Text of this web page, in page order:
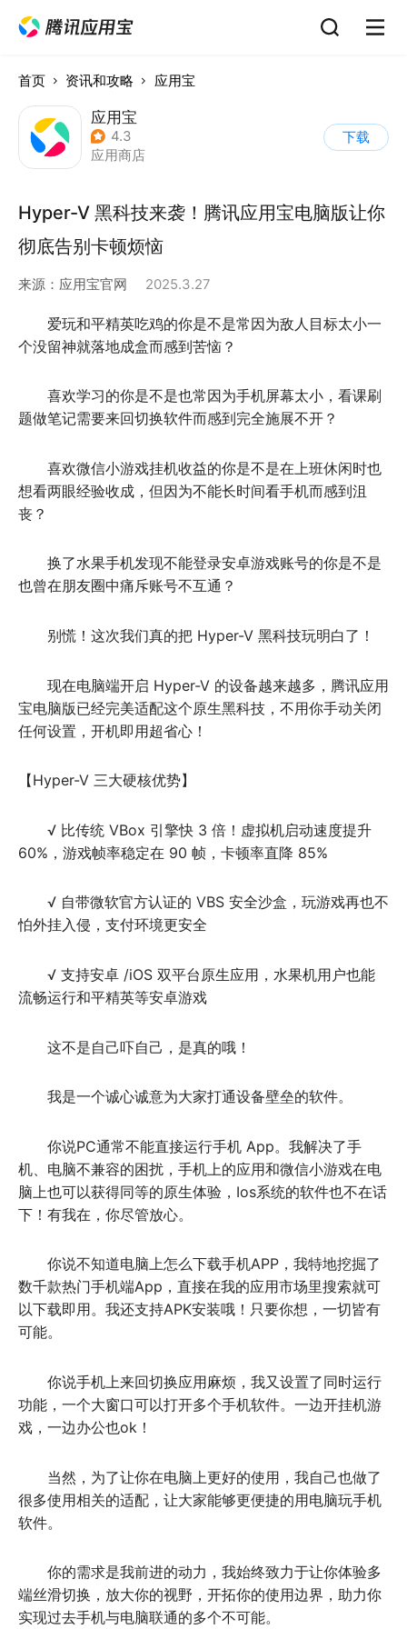
首页 资讯和攻略 应用宝
应用宝
4.3
应用商店
下载
Hyper-V 黑科技来袭！腾讯应用宝电脑版让你
彻底告别卡顿烦恼
来源： 应用宝官网 2025.3.27
爱玩和平精英吃鸡的你是不是常因为敌人目标太小一
个没留神就落地成盒而感到苦恼？
喜欢学习的你是不是也常因为手机屏幕太小，看课刷
题做笔记需要来回切换软件而感到完全施展不开？
喜欢微信小游戏挂机收益的你是不是在上班休闲时也
想看两眼经验收成，但因为不能长时间看手机而感到沮
丧？
换了水果手机发现不能登录安卓游戏账号的你是不是
也曾在朋友圈中痛斥账号不互通？
别慌！这次我们真的把 Hyper-V 黑科技玩明白了！
现在电脑端开启 Hyper-V 的设备越来越多，腾讯应用
宝电脑版已经完美适配这个原生黑科技，不用你手动关闭
任何设置，开机即用超省心！
【Hyper-V 三大硬核优势】
√ 比传统 VBox 引擎快 3 倍！虚拟机启动速度提升
60%，游戏帧率稳定在 90 帧，卡顿率直降 85%
√ 自带微软官方认证的 VBS 安全沙盒，玩游戏再也不
怕外挂入侵，支付环境更安全
√ 支持安卓 /iOS 双平台原生应用，水果机用户也能
流畅运行和平精英等安卓游戏
这不是自己吓自己，是真的哦！
我是一个诚心诚意为大家打通设备壁垒的软件。
你说PC通常不能直接运行手机 App。我解决了手
机、电脑不兼容的困扰，手机上的应用和微信小游戏在电
脑上也可以获得同等的原生体验，Ios系统的软件也不在话
下！有我在，你尽管放心。
你说不知道电脑上怎么下载手机APP，我特地挖掘了
数千款热门手机端App，直接在我的应用市场里搜索就可
以下载即用。我还支持APK安装哦！只要你想，一切皆有
可能。
你说手机上来回切换应用麻烦，我又设置了同时运行
功能，一个大窗口可以打开多个手机软件。一边开挂机游
戏，一边办公也ok！
当然，为了让你在电脑上更好的使用，我自己也做了
很多使用相关的适配，让大家能够更便捷的用电脑玩手机
软件。
你的需求是我前进的动力，我始终致力于让你体验多
端丝滑切换，放大你的视野，开拓你的使用边界，助力你
实现过去手机与电脑联通的多个不可能。